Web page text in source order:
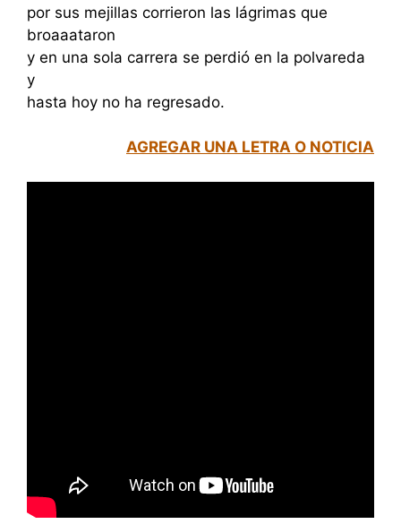
por sus mejillas corrieron las lágrimas que
broaaataron
y en una sola carrera se perdió en la polvareda
y
hasta hoy no ha regresado.
AGREGAR UNA LETRA O NOTICIA